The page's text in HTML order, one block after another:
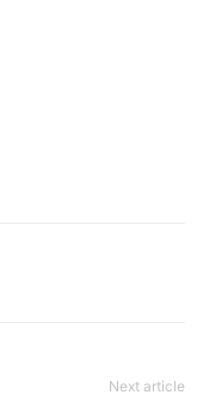
Next article